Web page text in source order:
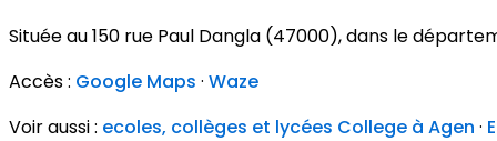
Située au 150 rue Paul Dangla (47000), dans le
Accès : Google Maps · Waze
Voir aussi : ecoles, collèges et lycées College à Agen ·